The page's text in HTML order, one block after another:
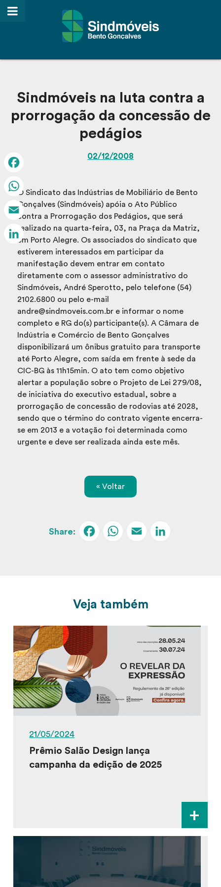
Sindmóveis na luta contra a
prorrogação da concessão de
pedágios
02/12/2008
O Sindicato das Indústrias de Mobiliário de Bento
Gonçalves (Sindmóveis) apóia o Ato Público
contra a Prorrogação dos Pedágios, que será
realizado na quarta-feira, 03, na Praça da Matriz,
em Porto Alegre. Os associados do sindicato que
estiverem interessados em participar da
manifestação devem entrar em contato
diretamente com o assessor administrativo do
Sindmóveis, André Sperotto, pelo telefone (54)
2102.6800 ou pelo e-mail
andre@sindmoveis.com.br e informar o nome
completo e RG do(s) participante(s). A Câmara de
Indústria e Comércio de Bento Gonçalves
disponibilizará um ônibus gratuito para transporte
até Porto Alegre, com saída em frente à sede da
CIC-BG às 11h15min. O ato tem como objetivo
alertar a população sobre o Projeto de Lei 279/08,
de iniciativa do executivo estadual, sobre a
prorrogação de concessão de rodovias até 2028,
sendo que o término do contrato vigente encerra-
se em 2013 e a votação foi determinada como
urgente e deve ser realizada ainda este mês.
« Voltar
Facebook
WhatsApp
Email
Veja também
21/05/2024
Prêmio Salão Design lança
campanha da edição de 2025
+
Facebook
WhatsApp
Email
LinkedIn